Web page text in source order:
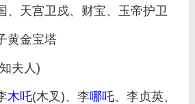
、天宫卫戍、财宝、玉帝护卫
黄金宝塔
夫人)
木吒(木叉)、李哪吒、李贞英、